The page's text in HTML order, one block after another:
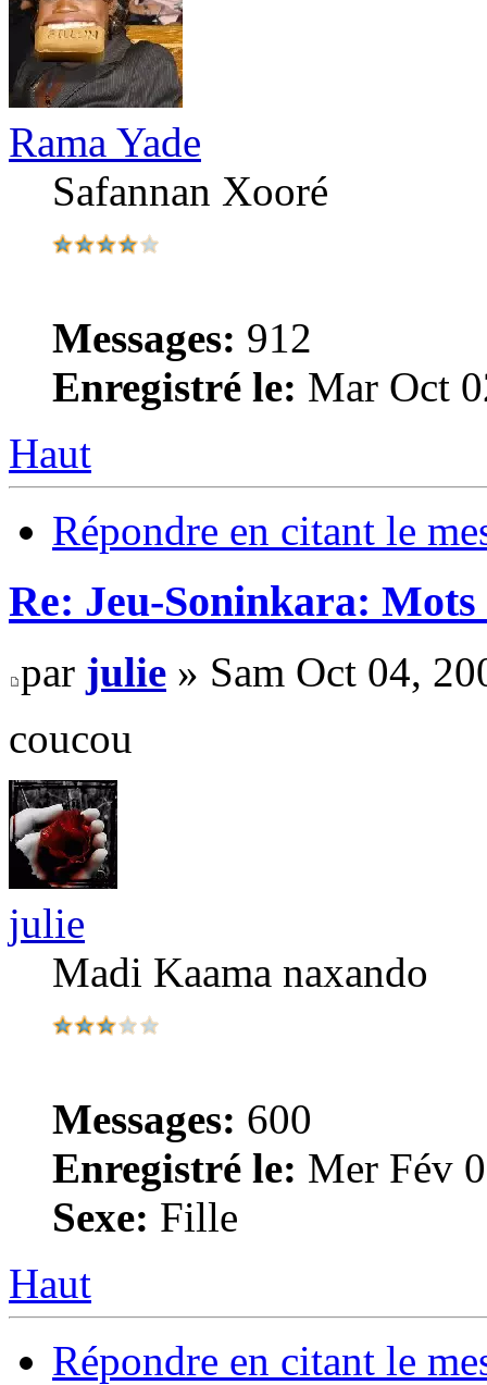
Rama Yade
Safannan Xooré
Messages: 912
Enregistré le: Mar Oct
Haut
Répondre en citant le
Re: Jeu-Soninkara:
par julie » Sam Oct 04,
coucou
julie
Madi Kaama naxando
Messages: 600
Enregistré le: Mer Fév
Sexe: Fille
Haut
Répondre en citant le